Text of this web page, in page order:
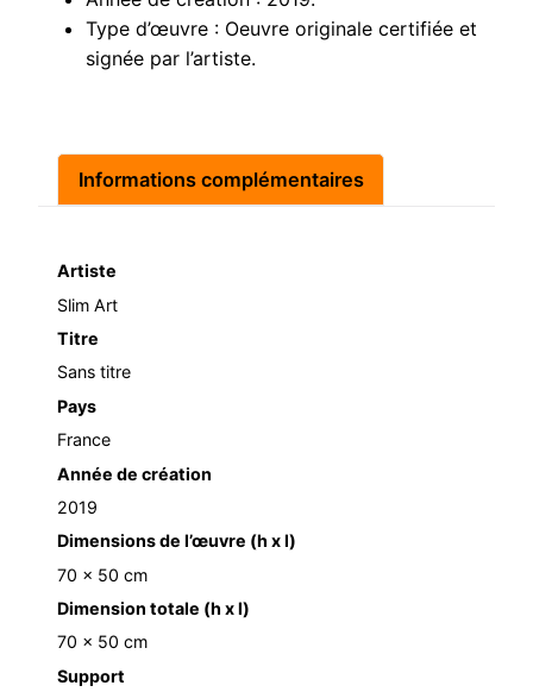
Type d’œuvre : Oeuvre originale certifiée et
signée par l’artiste.
Informations complémentaires
Artiste
Slim Art
Titre
Sans titre
Pays
France
Année de création
2019
Dimensions de l’œuvre (h x l)
70 x 50 cm
Dimension totale (h x l)
70 x 50 cm
Support